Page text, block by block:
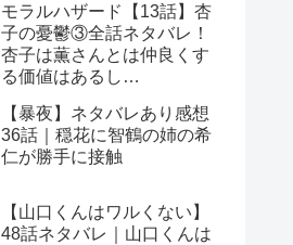
モラルハザード【13話】杏
子の憂鬱③全話ネタバレ！
杏子は薫さんとは仲良くす
る価値はあるし…
【暴夜】ネタバレあり感想
36話｜穏花に智鶴の姉の希
仁が勝手に接触
【山口くんはワルくない】
48話ネタバレ｜山口くんは